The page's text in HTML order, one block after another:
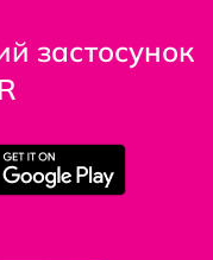
застосунок